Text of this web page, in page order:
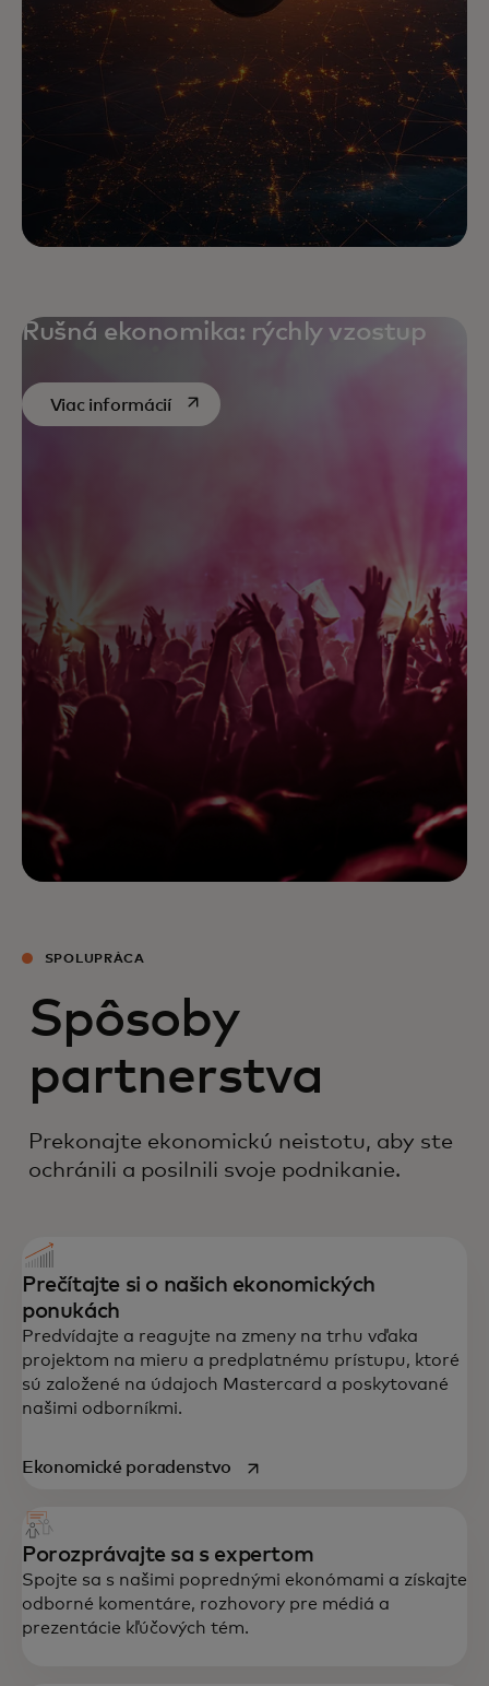
Rušná ekonomika: rýchly vzostup
Viac informáciíopens in a new tab
SPOLUPRÁCA
Spôsoby
partnerstva
Prekonajte ekonomickú neistotu, aby ste
ochránili a posilnili svoje podnikanie.
Prečítajte si o našich ekonomických
ponukách
Predvídajte a reagujte na zmeny na trhu vďaka
projektom na mieru a predplatnému prístupu, ktoré
sú založené na údajoch Mastercard a poskytované
našimi odborníkmi.
Ekonomické poradenstvoopens in a new tab
Porozprávajte sa s expertom
Spojte sa s našimi poprednými ekonómami a získajte
odborné komentáre, rozhovory pre médiá a
prezentácie kľúčových tém.